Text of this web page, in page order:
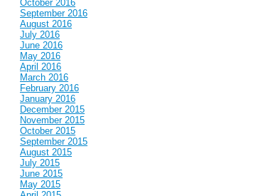
October 2016
September 2016
August 2016
July 2016
June 2016
May 2016
April 2016
March 2016
February 2016
January 2016
December 2015
November 2015
October 2015
September 2015
August 2015
July 2015
June 2015
May 2015